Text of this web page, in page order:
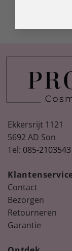
Ekkersrijt 1121
5692 AD Son
Tel: 085-2103543
Contact
Bezorgen
Retourneren
Garantie